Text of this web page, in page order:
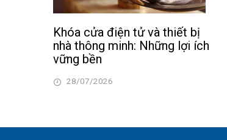
Khóa cửa điện tử và thiết bị
nhà thông minh: Những lợi ích
vững bền
28/07/2026